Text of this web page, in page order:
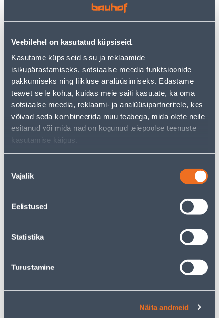
Veebilehel on kasutatud küpsiseid.
Kasutame küpsiseid sisu ja reklaamide
isikupärastamiseks, sotsiaalse meedia funktsioonide
pakkumiseks ning liikluse analüüsimiseks. Edastame
teavet selle kohta, kuidas meie saiti kasutate, ka oma
sotsiaalse meedia, reklaami- ja analüüsipartneritele, kes
võivad seda kombineerida muu teabega, mida olete neile
esitanud või mida nad on kogunud teiepoolse teenuste
kasutamise käigus.
valik
Vajalik
Eelistused
Statistika
Turustamine
Näita andmeid
E-poe erihinnad võivad erineda tavakaupluse hindadest
Vaata saadavust
• Automaatkaitse 3F 25A C.
• 14-päevane tagastusõigus.
Eeldatav kojuvedu 3,69 € al. 2-5 tööpäeva
Kirjeldus
Spetsifikatsioon
Transport